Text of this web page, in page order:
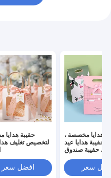
حقيبة هدايا
لتخصيص تغليف
افضل سعر
هدايا مخصصة ،
، حقيبة هدايا عيد
، حقيبة صندوق
لصحيفة الذكور
والإناث
سعر